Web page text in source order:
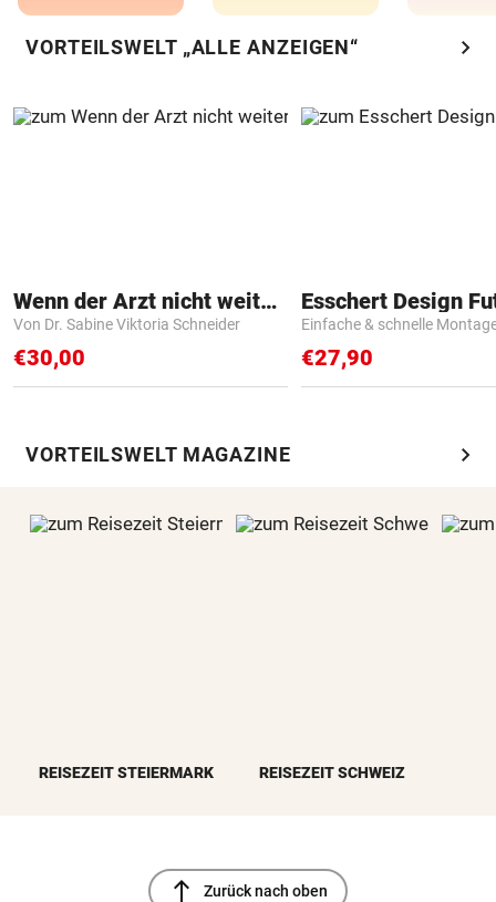
VORTEILSWELT „ALLE ANZEIGEN“ chevron_right
Wenn der Arzt nicht weiter weiß
Von Dr. Sabine Viktoria Schneider
€30,00
Einfache & schnelle
€27,90
VORTEILSWELT MAGAZINE chevron_right
REISEZEIT STEIERMARK REISEZEIT SCHWEIZ
north Zurück nach oben